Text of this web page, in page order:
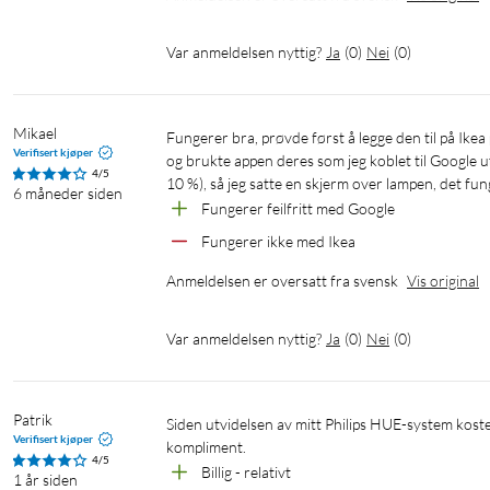
ned WiZ-appen, så er det klart!
Styr WiZ-lyskildene dine via en smarttelefon, uansett hvor du
gikk hjemmefra. WiZ-appen er tilgjengelig på iOS og Android.
Smart lysregulering via app, tale eller dimmer
Senk lysstyrken til ønsket nivå ved hjelp av smarttelefonen,
Automatiser lyskildene ved hjelp av tidsinnstillinger
Tilpass scener med forhåndsprogrammerte
Bland fargesterke og hvite lysinnstillinger for å skap den
Var anmeldelsen nyttig? Ja (0) Nei (0)
Mikael
Verifisert kjøper
4/5
6 måneder siden
Fungerer bra, prøvde først å legge den til på Ikea på grunn av problemet, men det ville den ikke. Så jeg tilbakestilte lampen
og brukte appen deres som jeg koblet til Google
10 %), så jeg satte en skjerm over lampen, det
Fungerer feilfritt med Google
Fungerer ikke med Ikea
Anmeldelsen er oversatt fra svensk Vis original
Var anmeldelsen nyttig? Ja (0) Nei (0)
Patrik
Verifisert kjøper
4/5
1 år siden
Siden utvidelsen av mitt Philips HUE-system koster en arm og et bein, falt valget på dette systemet. Fungerer perfekt som et
kompliment.
Billig - relativt